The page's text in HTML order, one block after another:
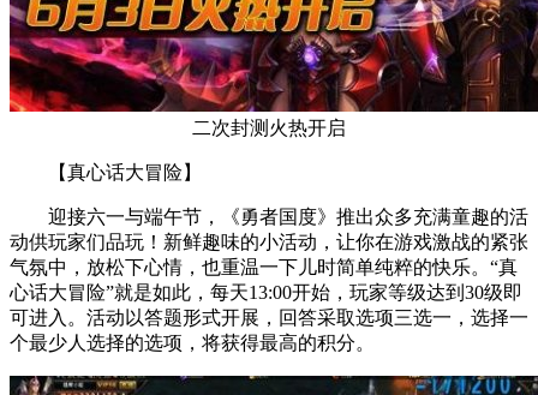
二次封测火热开启
【真心话大冒险】
迎接六一与端午节，《勇者国度》推出众多充满童趣的活
动供玩家们品玩！新鲜趣味的小活动，让你在游戏激战的紧张
气氛中，放松下心情，也重温一下儿时简单纯粹的快乐。“真
心话大冒险”就是如此，每天13:00开始，玩家等级达到30级即
可进入。活动以答题形式开展，回答采取选项三选一，选择一
个最少人选择的选项，将获得最高的积分。